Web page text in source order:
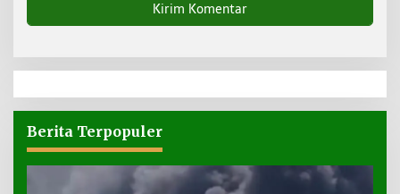
Berita Terpopuler